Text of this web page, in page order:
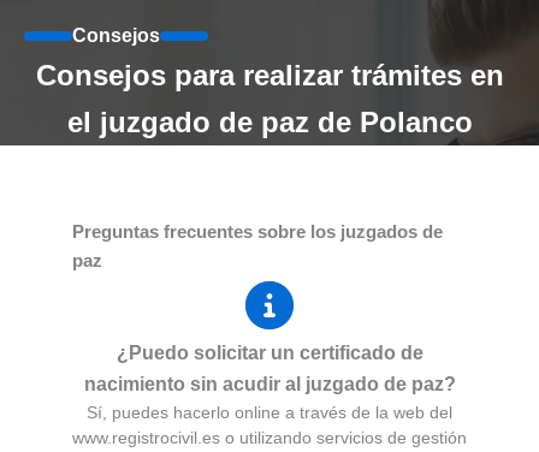
Consejos
Consejos para realizar trámites en
el juzgado de paz de Polanco
Preguntas frecuentes sobre los juzgados de
paz
¿Puedo solicitar un certificado de
nacimiento sin acudir al juzgado de paz?
Sí, puedes hacerlo online a través de la web del
www.registrocivil.es o utilizando servicios de gestión